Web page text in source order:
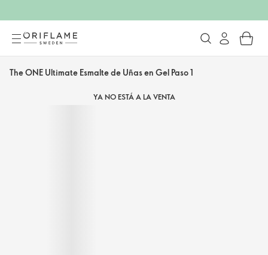
The ONE Ultimate Esmalte de Uñas en Gel Paso 1
YA NO ESTÁ A LA VENTA